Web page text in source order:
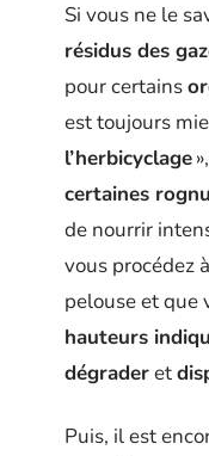
Si vous ne le
résidus des
pour certains
est toujours
l’herbicyclage
certaines
de nourrir
vous procédez
pelouse et que
hauteurs
dégraderet
Puis, il est